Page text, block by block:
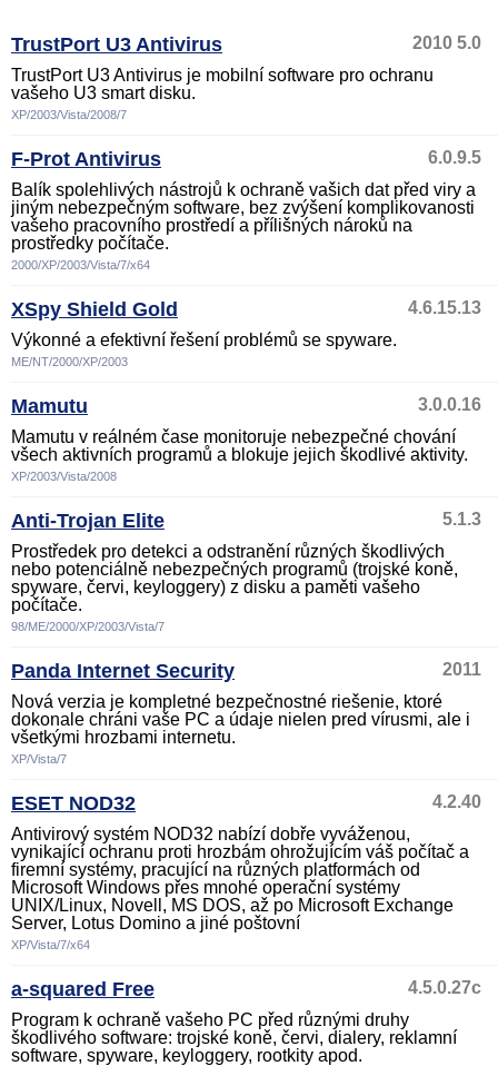
TrustPort U3 Antivirus
2010 5.0
TrustPort U3 Antivirus je mobilní software pro ochranu
vašeho U3 smart disku.
XP/2003/Vista/2008/7
F-Prot Antivirus
6.0.9.5
Balík spolehlivých nástrojů k ochraně vašich dat před viry a
jiným nebezpečným software, bez zvýšení komplikovanosti
vašeho pracovního prostředí a přílišných nároků na
prostředky počítače.
2000/XP/2003/Vista/7/x64
XSpy Shield Gold
4.6.15.13
Výkonné a efektivní řešení problémů se spyware.
ME/NT/2000/XP/2003
Mamutu
3.0.0.16
Mamutu v reálném čase monitoruje nebezpečné chování
všech aktivních programů a blokuje jejich škodlivé aktivity.
XP/2003/Vista/2008
Anti-Trojan Elite
5.1.3
Prostředek pro detekci a odstranění různých škodlivých
nebo potenciálně nebezpečných programů (trojské koně,
spyware, červi, keyloggery) z disku a paměti vašeho
počítače.
98/ME/2000/XP/2003/Vista/7
Panda Internet Security
2011
Nová verzia je kompletné bezpečnostné riešenie, ktoré
dokonale chráni vaše PC a údaje nielen pred vírusmi, ale i
všetkými hrozbami internetu.
XP/Vista/7
ESET NOD32
4.2.40
Antivirový systém NOD32 nabízí dobře vyváženou,
vynikající ochranu proti hrozbám ohrožujícím váš počítač a
firemní systémy, pracující na různých platformách od
Microsoft Windows přes mnohé operační systémy
UNIX/Linux, Novell, MS DOS, až po Microsoft Exchange
Server, Lotus Domino a jiné poštovní
XP/Vista/7/x64
a-squared Free
4.5.0.27c
Program k ochraně vašeho PC před různými druhy
škodlivého software: trojské koně, červi, dialery, reklamní
software, spyware, keyloggery, rootkity apod.